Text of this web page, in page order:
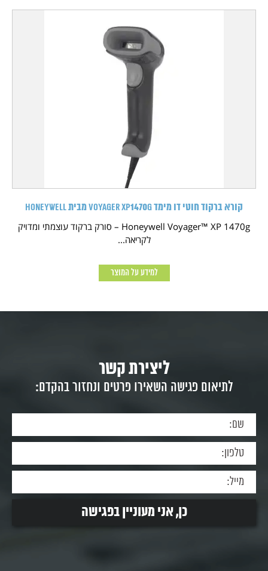
קורא ברקוד חוטי דו מימד Voyager XP1470g מבית HONEYWELL
Honeywell Voyager™ XP 1470g – סורק ברקוד עוצמתי ומדויק
לקריאה...
למידע על המוצר
ליצירת קשר
לתיאום פגישה השאירו פרטים ונחזור בהקדם: